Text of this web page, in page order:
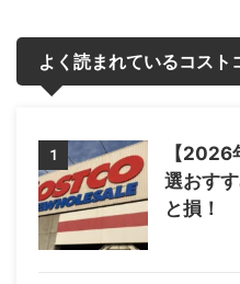
よく読まれているコスト
1
【2026
選おす
と損！